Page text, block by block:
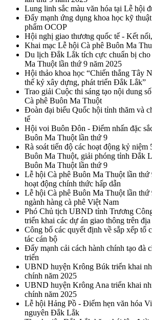
Lung linh sắc màu văn hóa tại Lễ hội
Đẩy mạnh ứng dụng khoa học kỹ thuật
phẩm OCOP
Hội nghị giao thương quốc tế - Kết
Khai mạc Lễ hội Cà phê Buôn Ma
Du lịch Đắk Lắk tích cực chuẩn bị cho
Ma Thuột lần thứ 9 năm 2025
Hội thảo khoa học “Chiến thắng Tây
thế kỷ xây dựng, phát triển Đắk Lắk”
Trao giải Cuộc thi sáng tạo nội dung
Cà phê Buôn Ma Thuột
Đoàn đại biểu Quốc hội tỉnh thăm và
tế
Hội voi Buôn Đôn - Điểm nhấn đặc
Buôn Ma Thuột lần thứ 9
Rà soát tiến độ các hoạt động kỷ niệm
Buôn Ma Thuột, giải phóng tỉnh Đắk
Buôn Ma Thuột lần thứ 9
Lễ hội Cà phê Buôn Ma Thuột lần thứ
hoạt động chính thức hấp dẫn
Lễ hội Cà phê Buôn Ma Thuột lần thứ
ngành hàng cà phê Việt Nam
Phó Chủ tịch UBND tỉnh Trương
triển khai các dự án giao thông trên địa
Công bố các quyết định về sắp xếp tổ
tác cán bộ
Đẩy mạnh cải cách hành chính tạo đà
triển
UBND huyện Krông Búk triển khai
chính năm 2025
UBND huyện Krông Ana triển khai
chính năm 2025
Lễ hội Hảng Pồ - Điểm hẹn văn hóa
nguyên Đắk Lắk